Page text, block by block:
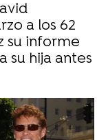
a los 62
su informe
su hija antes